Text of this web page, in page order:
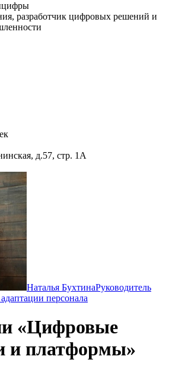
разработчик цифровых решений и
д.57, стр. 1А
Наталья БухтинаРуководитель
персонала
«Цифровые
и платформы»